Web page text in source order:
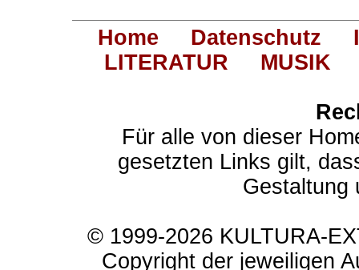
Home Datenschutz
LITERATUR
MUSIK
Für alle von dieser
gesetzten Links gilt,
Gestaltung
© 1999-2026 KULTURA-
Copyright der jeweiligen